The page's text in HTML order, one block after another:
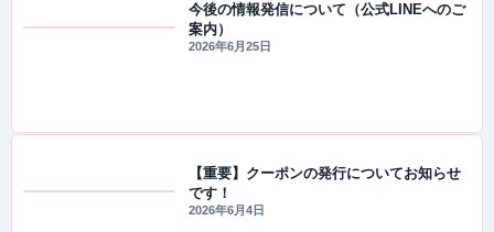
今後の情報発信について（公式LINEへのご
案内）
2026年6月25日
【重要】クーポンの発行についてお知らせ
です！
2026年6月4日